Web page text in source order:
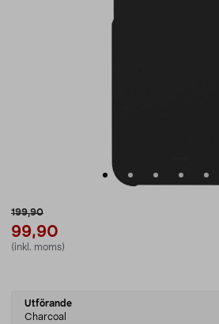
199,90
99,90
(inkl. moms)
Select
variant
Utförande
Charcoal